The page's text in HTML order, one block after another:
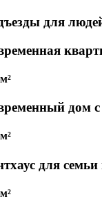
для
дом
для семьи